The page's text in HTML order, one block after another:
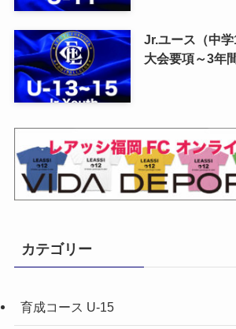
Jr.ユース（中
大会要項～3年
カテゴリー
育成コース U-15